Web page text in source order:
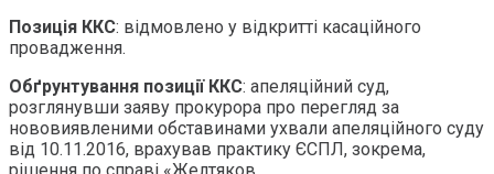
Позиція ККС: відмовлено у відкритті касаційного
провадження.
Обґрунтування позиції ККС: апеляційний суд,
розглянувши заяву прокурора про перегляд за
нововиявленими обставинами ухвали апеляційного суду
від 10.11.2016, врахував практику ЄСПЛ, зокрема,